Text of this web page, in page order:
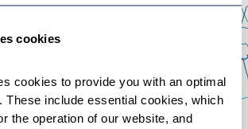
cookies
cookies to provide you with an optimal
These include essential cookies, which
the operation of our website, and